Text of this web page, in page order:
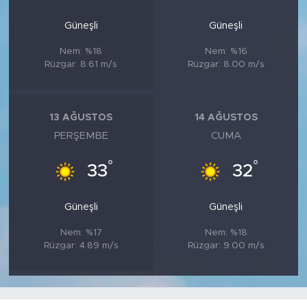
Güneşli
Nem: %18
Rüzgar: 8.61 m/s
Güneşli
Nem: %16
Rüzgar: 8.00 m/s
13 AĞUSTOS
PERŞEMBE
33°
Güneşli
Nem: %17
Rüzgar: 4.89 m/s
14 AĞUSTOS
CUMA
32°
Güneşli
Nem: %18
Rüzgar: 9.00 m/s